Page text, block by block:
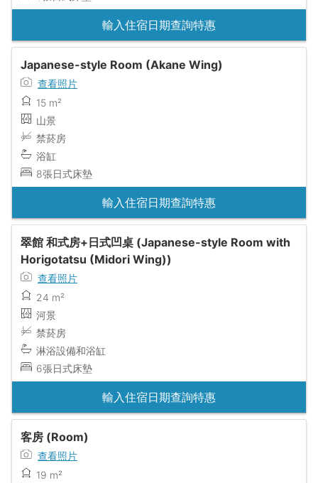
輸入住宿日期查詢特惠
Japanese-style Room (Akane Wing)
查看照片
15 m²
山景
禁菸房
浴缸
8張日式床墊
輸入住宿日期查詢特惠
翠館 和式房+日式凹桌 (Japanese-style Room with
Horigotatsu (Midori Wing))
查看照片
24 m²
河景
禁菸房
淋浴設備和浴缸
6張日式床墊
輸入住宿日期查詢特惠
客房 (Room)
查看照片
19 m²